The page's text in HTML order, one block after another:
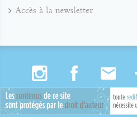
Accès à la newsletter